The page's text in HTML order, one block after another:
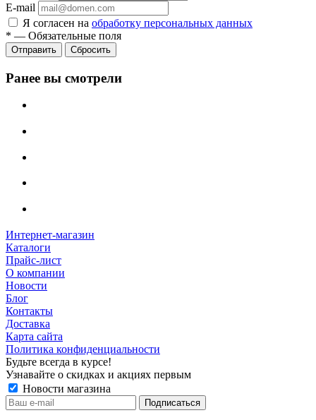
E-mail
Я согласен на обработку персональных данных
* — Обязательные поля
Сбросить
Ранее вы смотрели
Интернет-магазин
Каталоги
Прайс-лист
О компании
Новости
Блог
Контакты
Доставка
Карта сайта
Политика конфиденциальности
Будьте всегда в курсе!
Узнавайте о скидках и акциях первым
Новости магазина